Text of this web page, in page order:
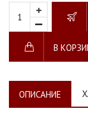
В
ОПИСАНИЕ